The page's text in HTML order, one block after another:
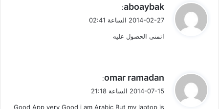
ق
ي
ق
ل
aboaybak
:
2014-02-27 الساعة 02:41
اتمنى الحصول عليه
ي
ق
omar ramadan
:
2014-07-15 الساعة 21:18
Good App very Good i am Arabic But my laptop is